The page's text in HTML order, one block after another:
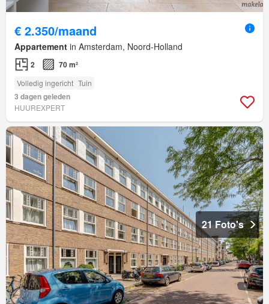
€ 2.350/maand
Appartement in Amsterdam, Noord-Holland
2 70 m²
Volledig ingericht Tuin
3 dagen geleden
HUUREXPERT
21 Foto's